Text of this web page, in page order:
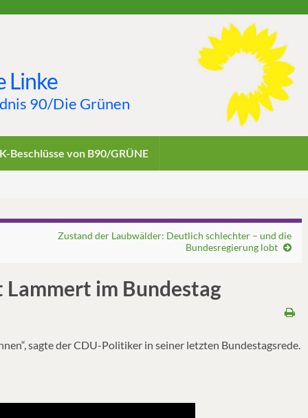
Linke
90/Die Grünen
Beschlüsse von B90/GRÜNE
Zustand der Laubwälder: Deutlich schlechter – und die
Bundesregierung lobt
im Bundestag
sagte der CDU-Politiker in seiner letzten Bundestagsrede.